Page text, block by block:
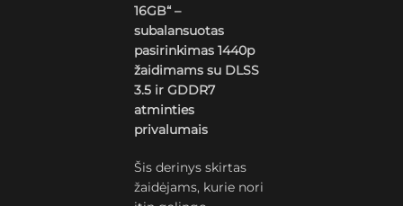
16GB“ –
subalansuotas
pasirinkimas 1440p
žaidimams su DLSS
3.5 ir GDDR7
atminties
privalumais
Šis derinys skirtas
žaidėjams, kurie nori